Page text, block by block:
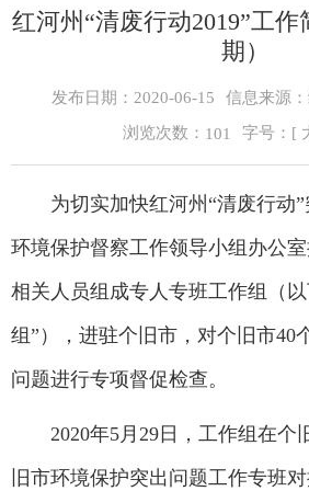
红河州“清废行动2019”工作
期）
发布日期：2020-06-15
信息来源
浏览次数： 101 字号：[
为切实加快红河州“清废行动”
环境保护督察工作领导小组办公
相关人员组成专人专班工作组（
组”），进驻个旧市，对个旧市40
问题进行专项督促检查。
2020年5月29日，工作组在个
旧市环境保护突出问题工作专班